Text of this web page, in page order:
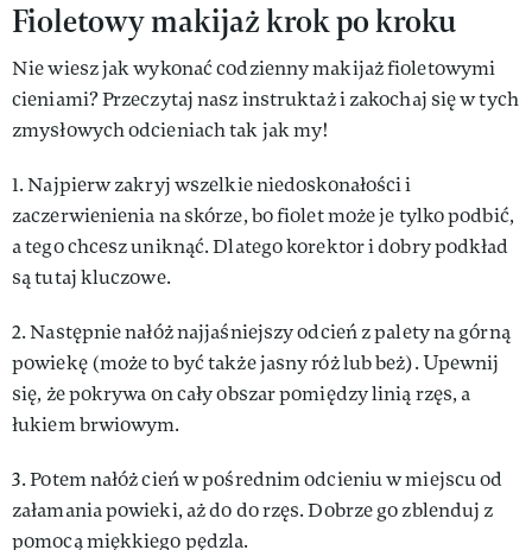
Fioletowy makijaż krok po kroku
Nie wiesz jak wykonać codzienny makijaż fioletowymi
cieniami? Przeczytaj nasz instruktaż i zakochaj się w tych
zmysłowych odcieniach tak jak my!
1. Najpierw zakryj wszelkie niedoskonałości i
zaczerwienienia na skórze, bo fiolet może je tylko podbić,
a tego chcesz uniknąć. Dlatego korektor i dobry podkład
są tutaj kluczowe.
2. Następnie nałóż najjaśniejszy odcień z palety na górną
powiekę (może to być także jasny róż lub beż). Upewnij
się, że pokrywa on cały obszar pomiędzy linią rzęs, a
łukiem brwiowym.
3. Potem nałóż cień w pośrednim odcieniu w miejscu od
załamania powieki, aż do do rzęs. Dobrze go zblenduj z
pomocą miękkiego pędzla.